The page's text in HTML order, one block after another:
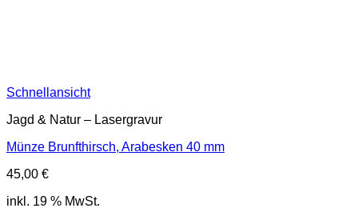
Schnellansicht
Jagd & Natur – Lasergravur
Münze Brunfthirsch, Arabesken 40 mm
45,00 €
inkl. 19 % MwSt.